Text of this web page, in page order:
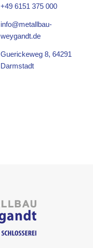
+49 6151 375 000
info@metallbau-
weygandt.de
Guerickeweg 8, 64291
Darmstadt